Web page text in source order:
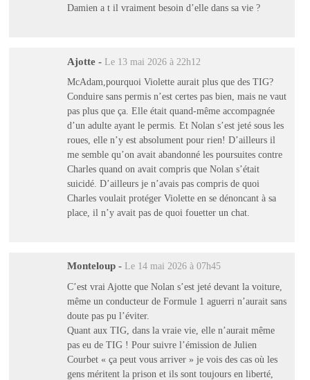
Damien a t il vraiment besoin d’elle dans sa vie ?
Ajotte - Le 13 mai 2026 à 22h12
McAdam,pourquoi Violette aurait plus que des TIG?
Conduire sans permis n’est certes pas bien, mais ne vaut
pas plus que ça. Elle était quand-même accompagnée
d’un adulte ayant le permis. Et Nolan s’est jeté sous les
roues, elle n’y est absolument pour rien! D’ailleurs il
me semble qu’on avait abandonné les poursuites contre
Charles quand on avait compris que Nolan s’était
suicidé. D’ailleurs je n’avais pas compris de quoi
Charles voulait protéger Violette en se dénoncant à sa
place, il n’y avait pas de quoi fouetter un chat.
Monteloup - Le 14 mai 2026 à 07h45
C’est vrai Ajotte que Nolan s’est jeté devant la voiture,
même un conducteur de Formule 1 aguerri n’aurait sans
doute pas pu l’éviter.
Quant aux TIG, dans la vraie vie, elle n’aurait même
pas eu de TIG ! Pour suivre l’émission de Julien
Courbet « ça peut vous arriver » je vois des cas où les
gens méritent la prison et ils sont toujours en liberté,